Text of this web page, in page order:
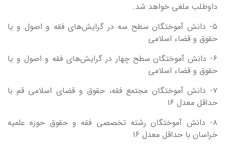
داوطلب ملغی خواهد شد.
۵- دانش‌ آموختگان سطح سه در گرایش‌های فقه و اصول و یا
حقوق و قضاء اسلامی
۶- دانش‌ آموختگان سطح چهار در گرایش‌های فقه و اصول و یا
حقوق و قضاء اسلامی
۷- دانش آموختگان مجتمع فقه، حقوق و قضای اسلامی قم با
حداقل معدل ۱۶
۸- دانش آموختگان رشته تخصصی فقه و حقوق حوزه علمیه
خراسان با حداقل معدل ۱۶